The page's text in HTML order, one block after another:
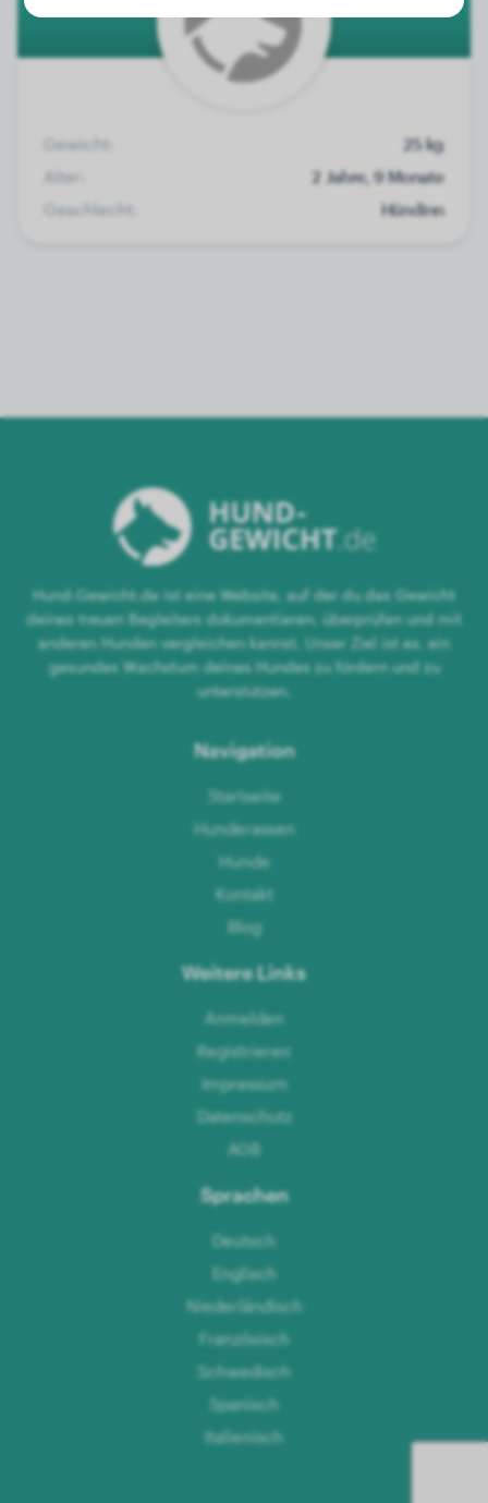
Gewicht:
25 kg
Alter:
2 Jahre, 9 Monate
Geschlecht:
Hündinn
Hund-Gewicht.de ist eine Website, auf der du das Gewicht
deines treuen Begleiters dokumentieren, überprüfen und mit
anderen Hunden vergleichen kannst. Unser Ziel ist es, ein
gesundes Wachstum deines Hundes zu fördern und zu
unterstützen.
Navigation
Startseite
Hunderassen
Hunde
Kontakt
Blog
Weitere Links
Anmelden
Registrieren
Impressum
Datenschutz
AGB
Sprachen
Deutsch
Englisch
Niederländisch
Französisch
Schwedisch
Spanisch
Italienisch